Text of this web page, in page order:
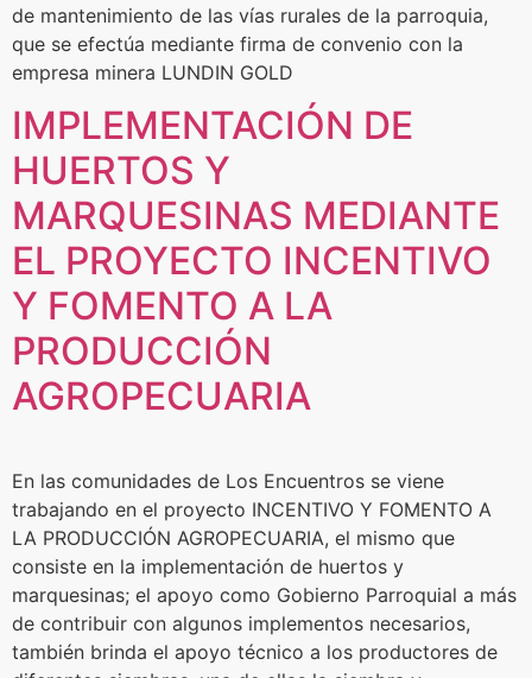
de mantenimiento de las vías rurales de la parroquia,
que se efectúa mediante firma de convenio con la
empresa minera LUNDIN GOLD
IMPLEMENTACIÓN DE
HUERTOS Y
MARQUESINAS MEDIANTE
EL PROYECTO INCENTIVO
Y FOMENTO A LA
PRODUCCIÓN
AGROPECUARIA
En las comunidades de Los Encuentros se viene
trabajando en el proyecto INCENTIVO Y FOMENTO A
LA PRODUCCIÓN AGROPECUARIA, el mismo que
consiste en la implementación de huertos y
marquesinas; el apoyo como Gobierno Parroquial a más
de contribuir con algunos implementos necesarios,
también brinda el apoyo técnico a los productores de